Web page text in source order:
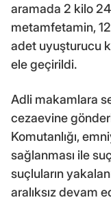
aramada 2 kilo
metamfetamin,
adet uyuşturucu
ele geçirildi.
Adli makamlara
cezaevine
Komutanlığı,
sağlanması ile
suçluların
aralıksız devam